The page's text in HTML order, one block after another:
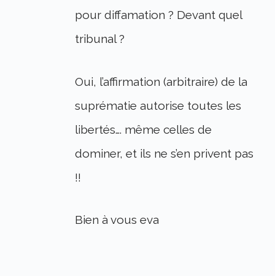
pour diffamation ? Devant quel
tribunal ?
Oui, l’affirmation (arbitraire) de la
suprématie autorise toutes les
libertés…. même celles de
dominer, et ils ne s’en privent pas
!!
Bien à vous eva